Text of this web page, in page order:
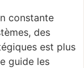
constante
des
est plus
guide les